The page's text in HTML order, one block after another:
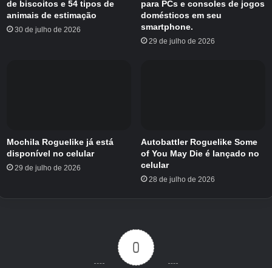
de biscoitos e 54 tipos de
animais de estimação
30 de julho de 2026
para PCs e consoles de jogos
domésticos em seu
smartphone.
29 de julho de 2026
Mochila Roguelike já está
disponível no celular
29 de julho de 2026
Autobattler Roguelike Some
of You May Die é lançado no
celular
28 de julho de 2026
0